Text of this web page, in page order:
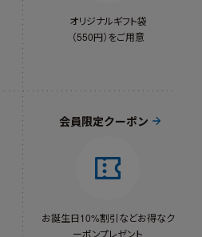
オリジナルギフト袋
（550円）をご用意
会員限定クーポン
お誕生日10%割引などお得なク
ーポンプレゼント